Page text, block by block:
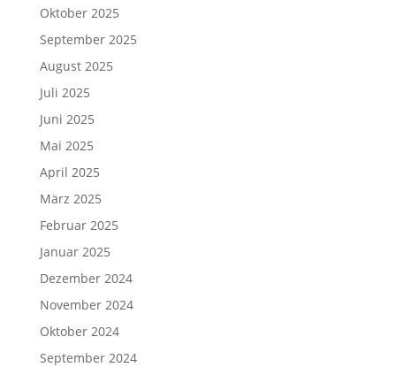
Oktober 2025
September 2025
August 2025
Juli 2025
Juni 2025
Mai 2025
April 2025
März 2025
Februar 2025
Januar 2025
Dezember 2024
November 2024
Oktober 2024
September 2024